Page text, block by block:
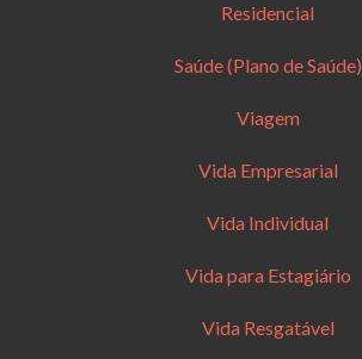
Residencial
Saúde (Plano de Saúde)
Viagem
Vida Empresarial
Vida Individual
Vida para Estagiário
Vida Resgatável